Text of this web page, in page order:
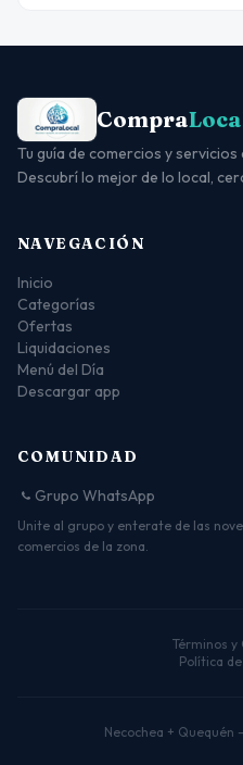
Compra
Tu guía de comercios y servicios
Descubrí lo mejor de lo local,
NAVEGACIÓN
Inicio
Categorías
Ofertas
Liquidaciones
Menú del Día
Descargar app
COMUNIDAD
Grupo WhatsApp
Unite al grupo y enterate de las
comercios de la zona.
Términos y
Política
Necochea +